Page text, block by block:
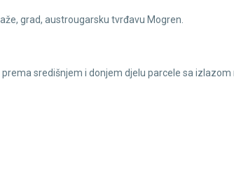
grad, austrougarsku tvrđavu Mogren.
središnjem i donjem djelu parcele sa